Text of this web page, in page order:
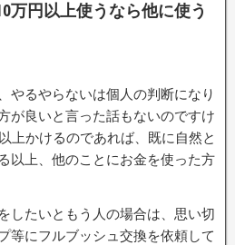
万円以上使うなら他に使う
やるやらないは個人の判断になり
が良いと言った話もないのですけ
上かけるのであれば、既に自然と
以上、他のことにお金を使った方
したいともう人の場合は、思い切
等にフルブッシュ交換を依頼して